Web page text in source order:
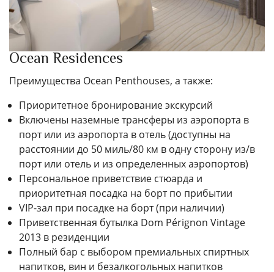
Ocean Residences
Преимущества Ocean Penthouses, а также:
Приоритетное бронирование экскурсий
Включены наземные трансферы из аэропорта в
порт или из аэропорта в отель (доступны на
расстоянии до 50 миль/80 км в одну сторону из/в
порт или отель и из определенных аэропортов)
Персональное приветствие стюарда и
приоритетная посадка на борт по прибытии
VIP-зал при посадке на борт (при наличии)
Приветственная бутылка Dom Pérignon Vintage
2013 в резиденции
Полный бар с выбором премиальных спиртных
напитков, вин и безалкогольных напитков